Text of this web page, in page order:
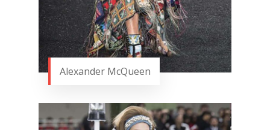
Alexander McQueen